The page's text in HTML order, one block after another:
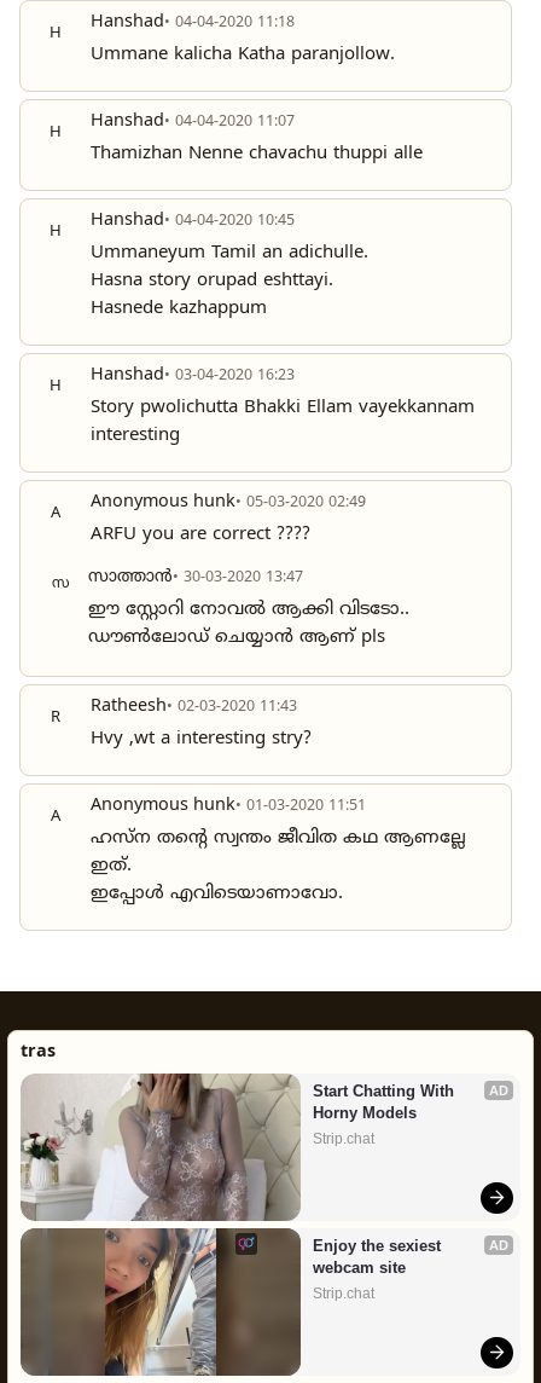
H Hanshad• 04-04-2020 11:18
Ummane kalicha Katha paranjollow.
H Hanshad• 04-04-2020 11:07
Thamizhan Nenne chavachu thuppi alle
H Hanshad• 04-04-2020 10:45
Ummaneyum Tamil an adichulle.
Hasna story orupad eshttayi.
Hasnede kazhappum
H Hanshad• 03-04-2020 16:23
Story pwolichutta Bhakki Ellam vayekkannam
interesting
A Anonymous hunk• 05-03-2020 02:49
ARFU you are correct ????
സ സാത്താൻ• 30-03-2020 13:47
ഈ സ്റ്റോറി നോവൽ ആക്കി വിടടോ..
ഡൗൺലോഡ് ചെയ്യാൻ ആണ് pls
R Ratheesh• 02-03-2020 11:43
Hvy ,wt a interesting stry?
A Anonymous hunk• 01-03-2020 11:51
ഹസ്ന തന്റെ സ്വന്തം ജീവിത കഥ ആണല്ലേ
ഇത്.
ഇപ്പോൾ എവിടെയാണാവോ.
tras
AD
Start Chatting With
Horny Models
Strip.chat
AD
Enjoy the sexiest
webcam site
Strip.chat